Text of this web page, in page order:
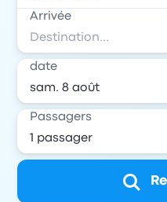
Arrivée
date
Passagers